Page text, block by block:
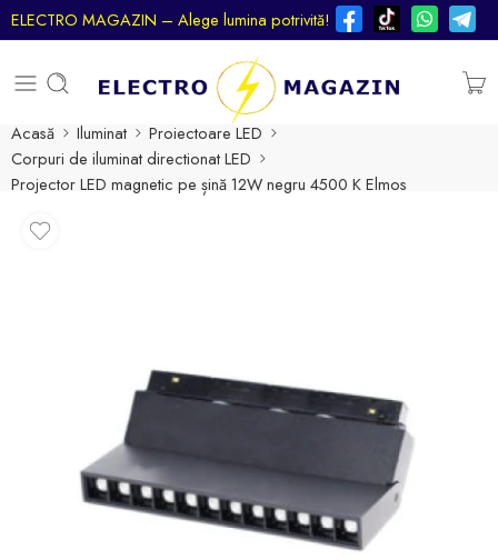
ELECTRO MAGAZIN – Alege lumina potrivită!
Acasă Iluminat
Proiectoare LED
Corpuri de iluminat directionat LED
Projector LED magnetic pe șină 12W negru 4500 K Elmos